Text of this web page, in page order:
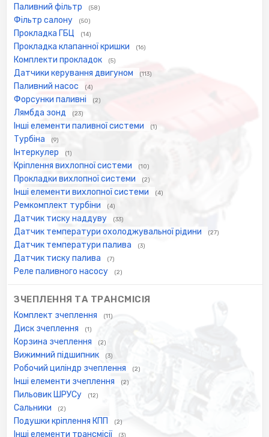
Паливний фільтр (58)
Фільтр салону (50)
Прокладка ГБЦ (14)
Прокладка клапанної кришки (16)
Комплекти прокладок (5)
Датчики керування двигуном (113)
Паливний насос (4)
Форсунки паливні (2)
Лямбда зонд (23)
Інші елементи паливної системи (1)
Турбіна (9)
Інтеркулер (1)
Кріплення вихлопної системи (10)
Прокладки вихлопної системи (2)
Інші елементи вихлопної системи (4)
Ремкомплект турбіни (4)
Датчик тиску наддуву (33)
Датчик температури охолоджувальної рідини (27)
Датчик температури палива (3)
Датчик тиску палива (7)
Реле паливного насосу (2)
ЗЧЕПЛЕННЯ ТА ТРАНСМІСІЯ
Комплект зчеплення (11)
Диск зчеплення (1)
Корзина зчеплення (2)
Вижимний підшипник (3)
Робочий циліндр зчеплення (2)
Інші елементи зчеплення (2)
Пильовик ШРУСу (12)
Сальники (2)
Подушки кріплення КПП (2)
Інші елементи трансмісії (3)